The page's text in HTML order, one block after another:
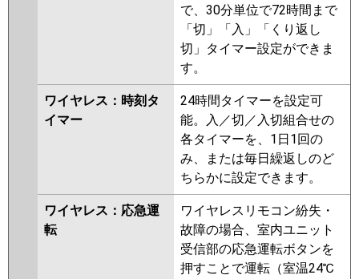
で、30分単位で72時間まで
「切」「入」「くり返し
切」タイマー設定ができま
す。
ワイヤレス：時刻タ
イマー
24時間タイマーを設定可
能。入／切／入切組合せの
各タイマーを、1日1回の
み、または毎日繰返しのど
ちらかに設定できます。
ワイヤレス：応急運
転
ワイヤレスリモコン紛失・
故障の場合、室内ユニット
受信部の応急運転ボタンを
押すことで運転（室温24℃